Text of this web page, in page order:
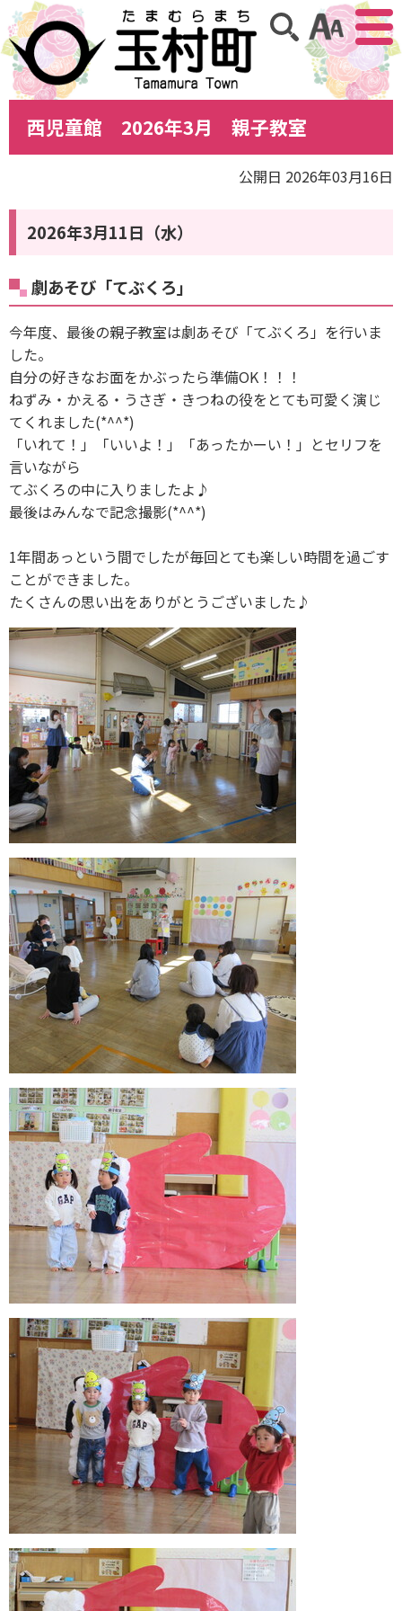
アクセ
サイト内検索
西児童館 2026年3月 親子教室
公開日 2026年03月16日
2026年3月11日（水）
劇あそび「てぶくろ」
今年度、最後の親子教室は劇あそび「てぶくろ」を行いま
した。
自分の好きなお面をかぶったら準備OK！！！
ねずみ・かえる・うさぎ・きつねの役をとても可愛く演じ
てくれました(*^^*)
「いれて！」「いいよ！」「あったかーい！」とセリフを
言いながら
てぶくろの中に入りましたよ♪
最後はみんなで記念撮影(*^^*)
1年間あっという間でしたが毎回とても楽しい時間を過ごす
ことができました。
たくさんの思い出をありがとうございました♪